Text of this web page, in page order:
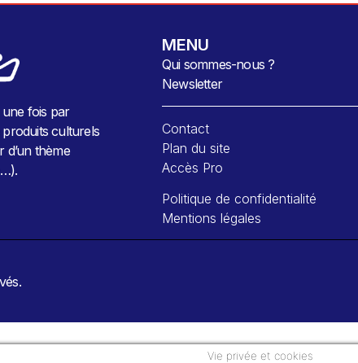
fois par
produits culturels
thème
MENU
Qui sommes-nous ?
Newsletter
Contact
Plan du site
Accès Pro
Politique de confidentialité
Mentions légales
Vie privée et cookies